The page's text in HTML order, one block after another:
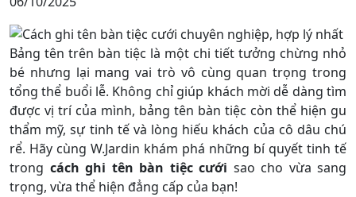
Bảng tên trên bàn tiệc là một chi tiết tưởng chừng nhỏ
bé nhưng lại mang vai trò vô cùng quan trọng trong
tổng thể buổi lễ. Không chỉ giúp khách mời dễ dàng tìm
được vị trí của mình, bảng tên bàn tiệc còn thể hiện gu
thẩm mỹ, sự tinh tế và lòng hiếu khách của cô dâu chú
rể. Hãy cùng W.Jardin khám phá những bí quyết tinh tế
trong cách ghi tên bàn tiệc cưới sao cho vừa sang
trọng, vừa thể hiện đẳng cấp của bạn!